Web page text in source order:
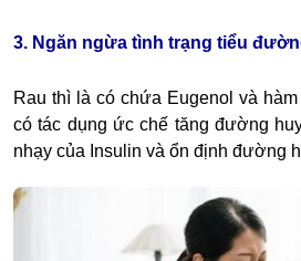
3. Ngăn ngừa tình trạng tiểu
Rau thì là có chứa Eugenol và
có tác dụng ức chế tăng đường
nhạy của Insulin và ổn định đường